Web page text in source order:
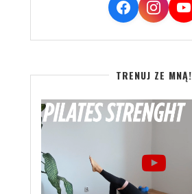
TRENUJ ZE MNĄ!